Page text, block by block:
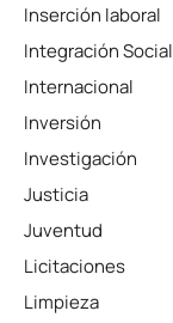
Inserción laboral
Integración Social
Internacional
Inversión
Investigación
Justicia
Juventud
Licitaciones
Limpieza